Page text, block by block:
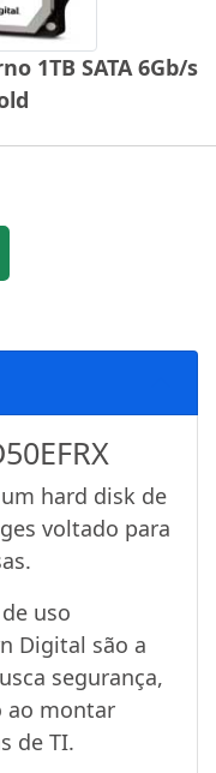
1TB SATA 6Gb/s
um hard disk de
voltado para
uso
Digital são a
segurança,
ao montar
de TI.